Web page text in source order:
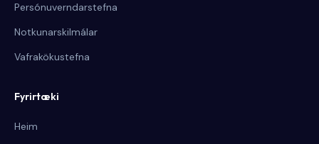
Persónuverndarstefna
Notkunarskilmálar
Vafrakökustefna
Fyrirtæki
Heim